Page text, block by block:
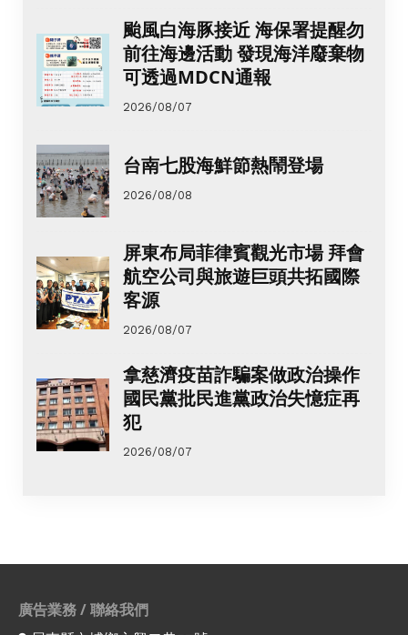
颱風白海豚接近 海保署提醒勿
前往海邊活動 發現海洋廢棄物
可透過MDCN通報
2026/08/07
台南七股海鮮節熱鬧登場
2026/08/08
屏東布局菲律賓觀光市場 拜會
航空公司與旅遊巨頭共拓國際
客源
2026/08/07
拿慈濟疫苗詐騙案做政治操作
國民黨批民進黨政治失憶症再
犯
2026/08/07
廣告業務 / 聯絡我們